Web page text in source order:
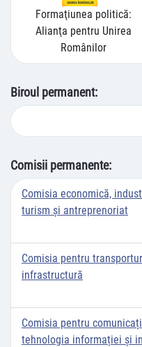
Formaţiunea politică:
Alianţa pentru Unirea
Românilor
Biroul permanent:
Comisii permanente:
Comisia economică,
turism și antreprenoriat
Comisia pentru
infrastructură
Comisia pentru
tehnologia informației și